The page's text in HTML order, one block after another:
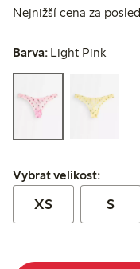
Nejnižší cena za
Barva: Light Pink
Vybrat velikost:
Vybrat velikost:
XS S